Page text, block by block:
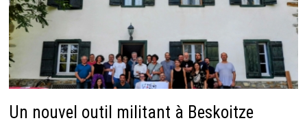
Un nouvel outil militant à Beskoitze